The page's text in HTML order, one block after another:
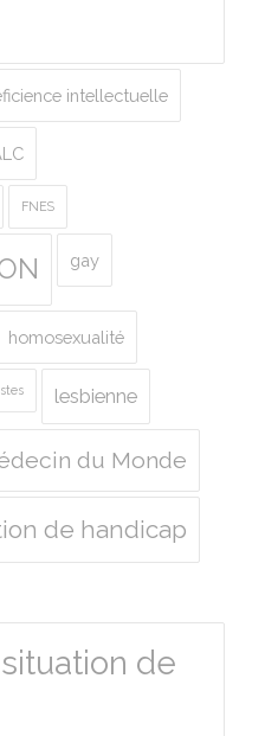
intellectuelle
FNES
gay
homosexualité
lesbienne
du Monde
de handicap
de